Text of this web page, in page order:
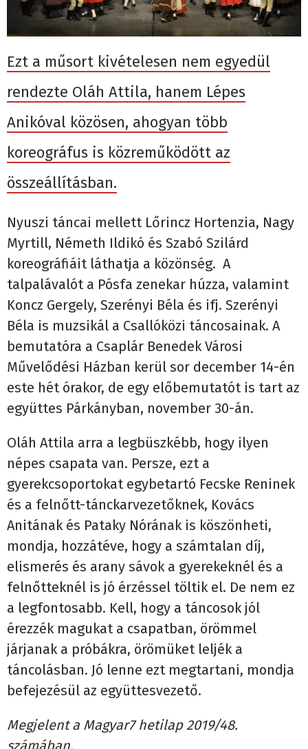
Ezt a műsort kivételesen nem egyedül
rendezte Oláh Attila, hanem Lépes
Anikóval közösen, ahogyan több
koreográfus is közreműködött az
összeállításban.
Nyuszi táncai mellett Lőrincz Hortenzia, Nagy
Myrtill, Németh Ildikó és Szabó Szilárd
koreográfiáit láthatja a közönség. A
talpalávalót a Pósfa zenekar húzza, valamint
Koncz Gergely, Szerényi Béla és ifj. Szerényi
Béla is muzsikál a Csallóközi táncosainak. A
bemutatóra a Csaplár Benedek Városi
Művelődési Házban kerül sor december 14-én
este hét órakor, de egy előbemutatót is tart az
együttes Párkányban, november 30-án.
Oláh Attila arra a legbüszkébb, hogy ilyen
népes csapata van. Persze, ezt a
gyerekcsoportokat egybetartó Fecske Reninek
és a felnőtt-tánckarvezetőknek, Kovács
Anitának és Pataky Nórának is köszönheti,
mondja, hozzátéve, hogy a számtalan díj,
elismerés és arany sávok a gyerekeknél és a
felnőtteknél is jó érzéssel töltik el. De nem ez
a legfontosabb. Kell, hogy a táncosok jól
érezzék magukat a csapatban, örömmel
járjanak a próbákra, örömüket leljék a
táncolásban. Jó lenne ezt megtartani, mondja
befejezésül az együttesvezető.
Megjelent a Magyar7 hetilap 2019/48.
számában.